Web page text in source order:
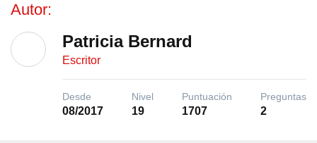
Autor:
Patricia Bernard
Escritor
Desde
08/2017
Nivel
19
Puntuación
1707
Preguntas
2